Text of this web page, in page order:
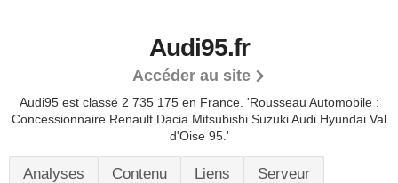
Audi95.fr
Accéder au site
Audi95 est classé 2 735 175 en France. 'Rousseau Automobile :
Concessionnaire Renault Dacia Mitsubishi Suzuki Audi Hyundai Val
d'Oise 95.'
Analyses Contenu Liens Serveur